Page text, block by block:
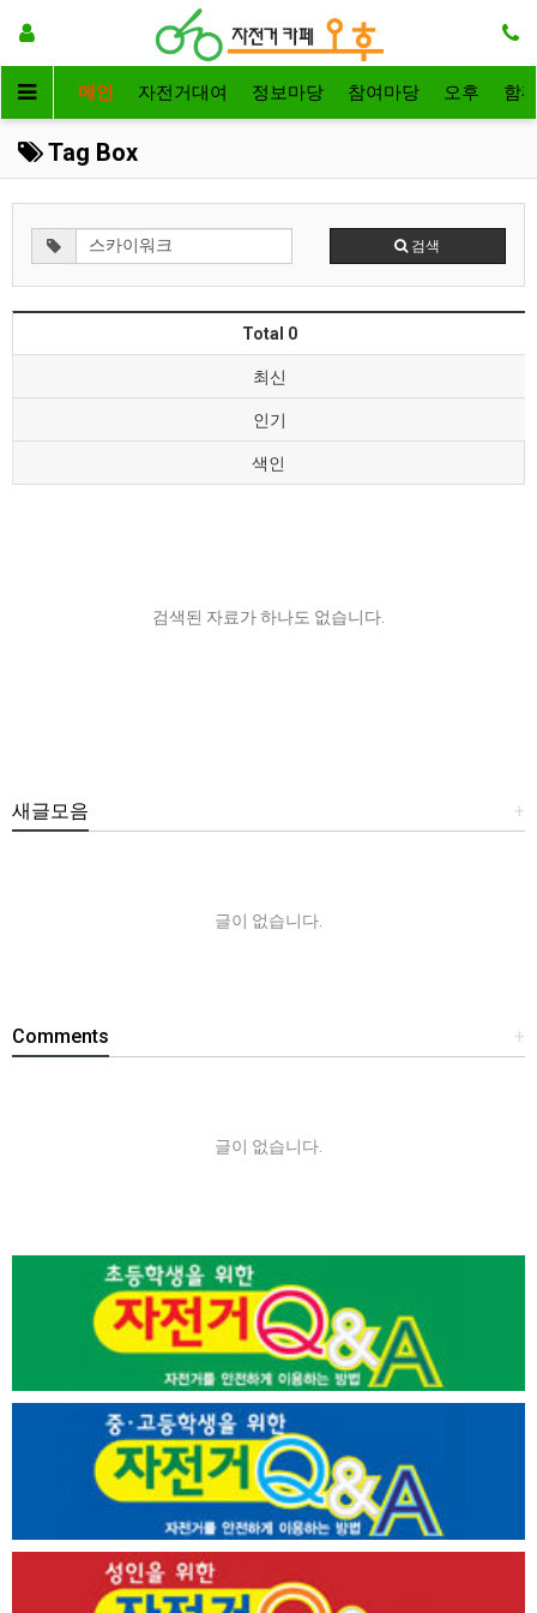
메인 자전거대여 정보마당 참여마당 오후 함
Tag Box
검색
Total 0
최신
인기
색인
검색된 자료가 하나도 없습니다.
+
새글모음
글이 없습니다.
+
Comments
글이 없습니다.